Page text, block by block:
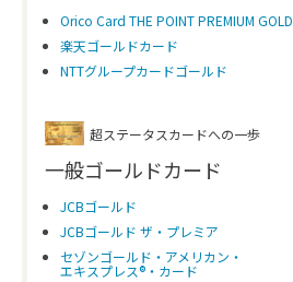
Orico Card THE POINT PREMIUM GOLD
楽天ゴールドカード
NTTグループカードゴールド
超ステータスカードへの一歩
一般ゴールドカード
JCBゴールド
JCBゴールド ザ・プレミア
セゾンゴールド・アメリカン・
エキスプレス®・カード